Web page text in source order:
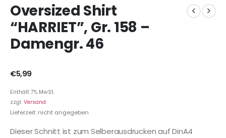
Oversized Shirt
“HARRIET”, Gr. 158 –
Damengr. 46
€5,99
Enthält 7% MwSt.
zzgl. Versand
Lieferzeit: nicht angegeben
Dieser Schnitt ist zum Selberausdrucken auf DinA4